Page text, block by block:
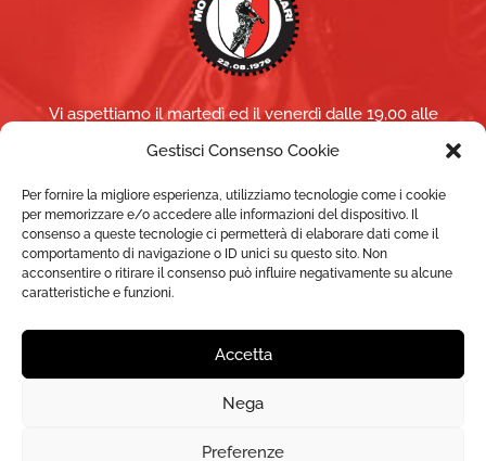
Gestisci Consenso Cookie
Per fornire la migliore esperienza, utilizziamo tecnologie come i cookie
per memorizzare e/o accedere alle informazioni del dispositivo. Il
consenso a queste tecnologie ci permetterà di elaborare dati come il
comportamento di navigazione o ID unici su questo sito. Non
acconsentire o ritirare il consenso può influire negativamente su alcune
caratteristiche e funzioni.
Accetta
Nega
Preferenze
Vi aspettiamo il martedì ed il venerdì dalle 19,00 alle
21,00 (per altri giorni/orari contattaci)
NEL PERIODO ESTIVO(luglio e agosto) saremo aperti
solo il martedì
03698910720 - C.F.93006730720 -
Privacy Policy